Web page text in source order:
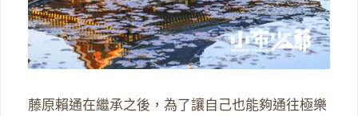
藤原賴通在繼承之後，為了讓自己也能夠通往極樂